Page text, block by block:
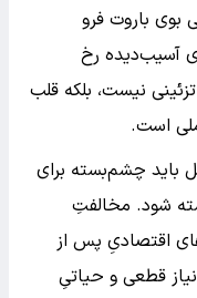
بوی باروت فرو
آسیب‌دیده رخ
نیست، بلکه قلب
است.
باید چشم‌بسته برای
شود. مخالفتِ
اقتصادیِ پس از
نیاز قطعی و حیاتیِ